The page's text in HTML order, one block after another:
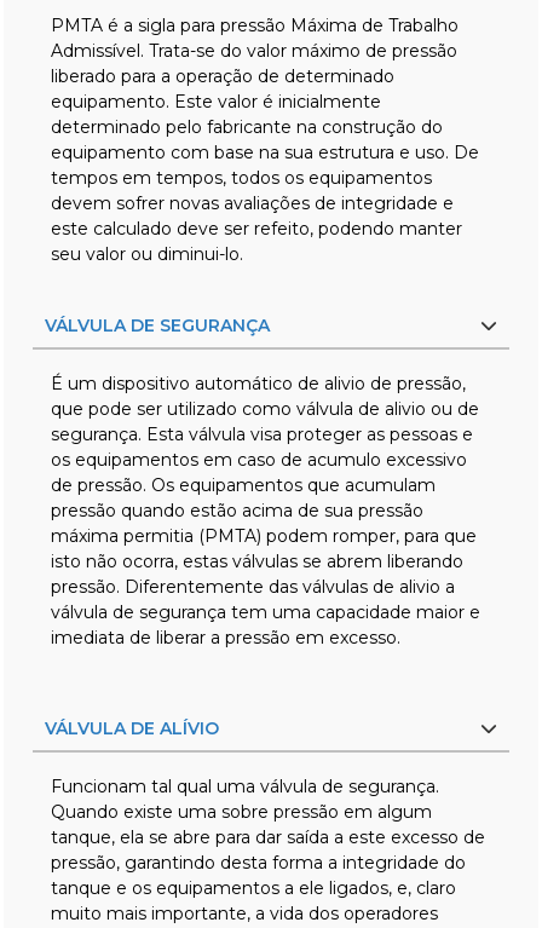
PMTA é a sigla para pressão Máxima de Trabalho
Admissível. Trata-se do valor máximo de pressão
liberado para a operação de determinado
equipamento. Este valor é inicialmente
determinado pelo fabricante na construção do
equipamento com base na sua estrutura e uso. De
tempos em tempos, todos os equipamentos
devem sofrer novas avaliações de integridade e
este calculado deve ser refeito, podendo manter
seu valor ou diminui-lo.
VÁLVULA DE SEGURANÇA
É um dispositivo automático de alivio de pressão,
que pode ser utilizado como válvula de alivio ou de
segurança. Esta válvula visa proteger as pessoas e
os equipamentos em caso de acumulo excessivo
de pressão. Os equipamentos que acumulam
pressão quando estão acima de sua pressão
máxima permitia (PMTA) podem romper, para que
isto não ocorra, estas válvulas se abrem liberando
pressão. Diferentemente das válvulas de alivio a
válvula de segurança tem uma capacidade maior e
imediata de liberar a pressão em excesso.
VÁLVULA DE ALÍVIO
Funcionam tal qual uma válvula de segurança.
Quando existe uma sobre pressão em algum
tanque, ela se abre para dar saída a este excesso de
pressão, garantindo desta forma a integridade do
tanque e os equipamentos a ele ligados, e, claro
muito mais importante, a vida dos operadores